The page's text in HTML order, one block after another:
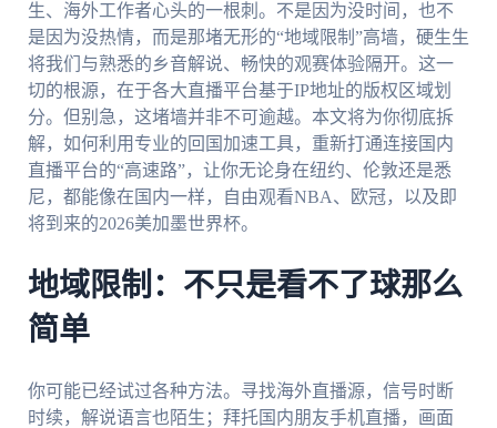
生、海外工作者心头的一根刺。不是因为没时间，也不
是因为没热情，而是那堵无形的“地域限制”高墙，硬生生
将我们与熟悉的乡音解说、畅快的观赛体验隔开。这一
切的根源，在于各大直播平台基于IP地址的版权区域划
分。但别急，这堵墙并非不可逾越。本文将为你彻底拆
解，如何利用专业的回国加速工具，重新打通连接国内
直播平台的“高速路”，让你无论身在纽约、伦敦还是悉
尼，都能像在国内一样，自由观看NBA、欧冠，以及即
将到来的2026美加墨世界杯。
地域限制：不只是看不了球那么
简单
你可能已经试过各种方法。寻找海外直播源，信号时断
时续，解说语言也陌生；拜托国内朋友手机直播，画面